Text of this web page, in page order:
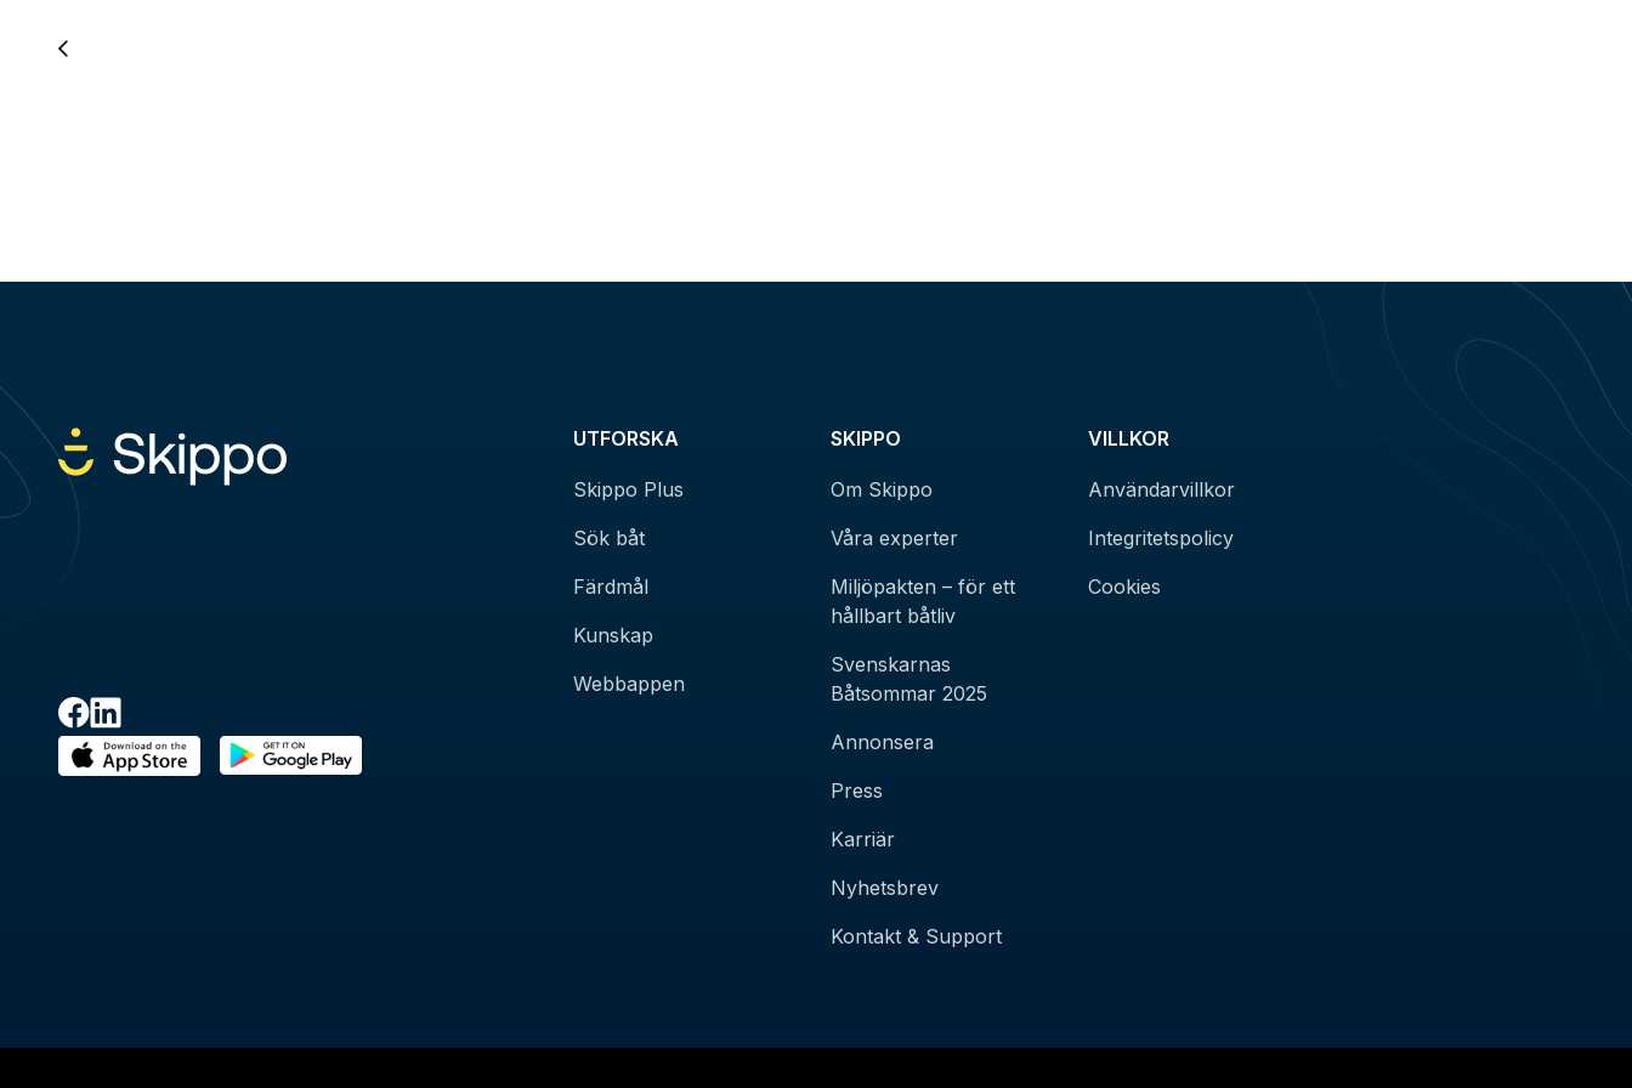
UTFORSKA
Skippo Plus
Sök båt
Färdmål
Kunskap
Webbappen
SKIPPO
Om Skippo
Våra experter
Miljöpakten – för ett
hållbart båtliv
Svenskarnas
Båtsommar 2025
Annonsera
Press
Karriär
Nyhetsbrev
Kontakt & Support
VILLKOR
Användarvillkor
Integritetspolicy
Cookies